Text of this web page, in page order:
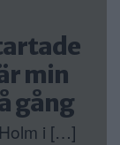
min
gång
i […]